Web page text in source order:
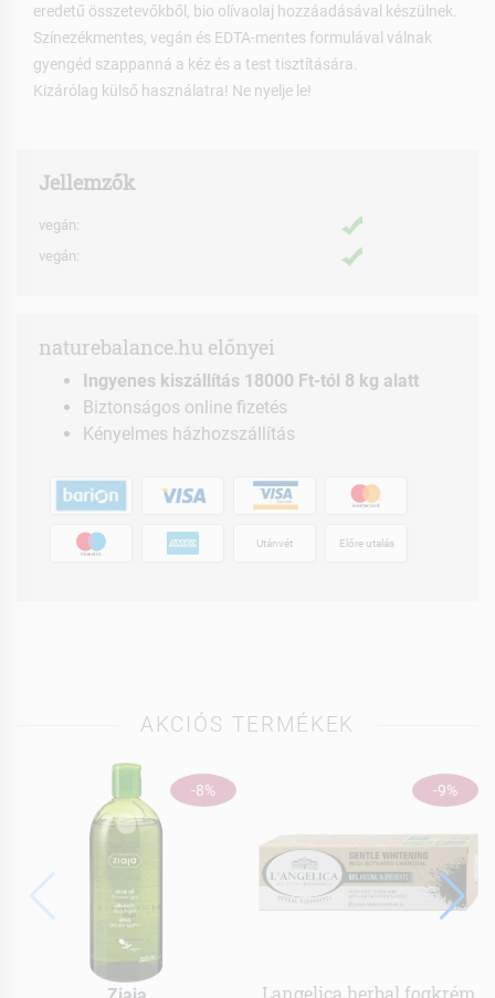
eredetű összetevőkből, bio olívaolaj hozzáadásával készülnek.
Színezékmentes, vegán és EDTA-mentes formulával válnak
gyengéd szappanná a kéz és a test tisztítására.
Kizárólag külső használatra! Ne nyelje le!
Jellemzők
vegán:
vegán:
naturebalance.hu előnyei
Ingyenes kiszállítás 18000 Ft-tól 8 kg alatt
Biztonságos online fizetés
Kényelmes házhozszállítás
Utánvét Előre utalás
AKCIÓS TERMÉKEK
-8% -9%